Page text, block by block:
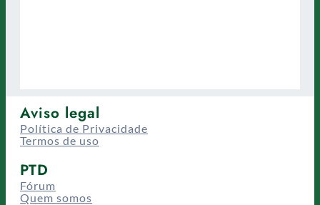
Aviso legal
Política de Privacidade
Termos de uso
PTD
Fórum
Quem somos